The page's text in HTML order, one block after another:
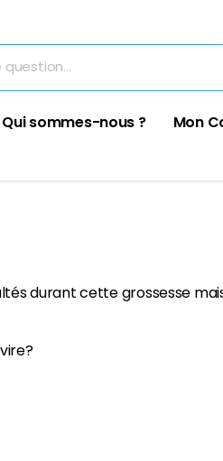
Qui sommes-nous ? Mon
durant cette grossesse